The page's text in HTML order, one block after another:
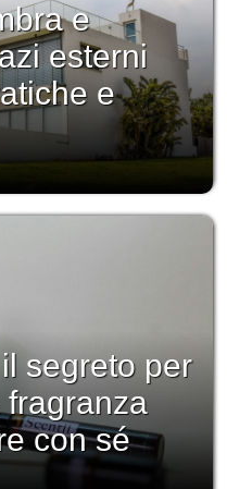
e
esterni
e
segreto per
con sé